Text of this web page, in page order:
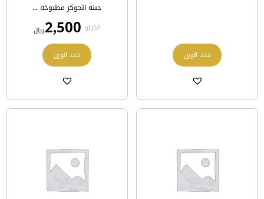
حدد الوزنهناك
العديد
من
الأشكال
لهذا
الخيارات
على
صفحة
المنتج
جبنة الجوكر مطبوخة ...
الكيلو 2,500﷼
حدد الوزنهناك
العديد
من
الأشكال
لهذا
الخيارات
على
صفحة
المنتج